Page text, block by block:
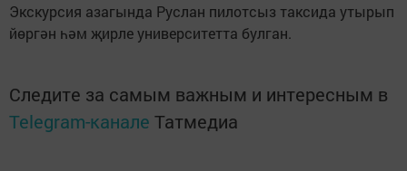
Экскурсия азагында Руслан пилотсыз таксида утырып
йөргән һәм җирле университетта булган.
Следите за самым важным и интересным в
Telegram-канале Татмедиа